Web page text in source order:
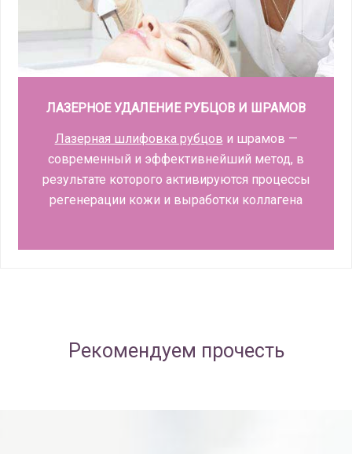
ЛАЗЕРНОЕ УДАЛЕНИЕ РУБЦОВ И ШРАМОВ
Лазерная шлифовка рубцов и шрамов —
современный и эффективнейший метод, в
результате которого активируются процессы
регенерации кожи и выработки коллагена
Рекомендуем прочесть